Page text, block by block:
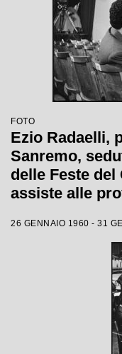
FOTO
Ezio Radaelli,
Sanremo,
delle Feste
assiste alle
26 GENNAIO 1960 - 31